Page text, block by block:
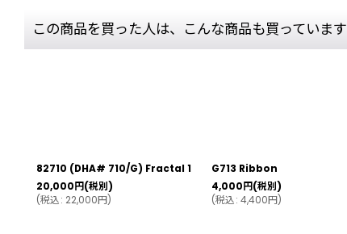
この商品を買った人は、こんな商品も買っています
82710 (DHA# 710/G) Fractal 1
20,000円(税別)
(税込: 22,000円)
G713 Ribbon
4,000円(税別)
(税込: 4,400円)